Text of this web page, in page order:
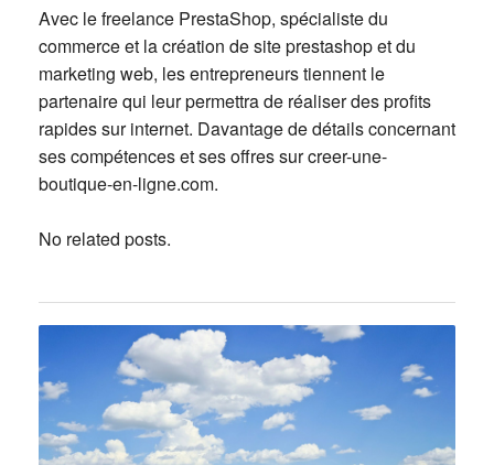
Avec le freelance PrestaShop, spécialiste du
commerce et la création de site prestashop et du
marketing web, les entrepreneurs tiennent le
partenaire qui leur permettra de réaliser des profits
rapides sur internet. Davantage de détails concernant
ses compétences et ses offres sur creer-une-
boutique-en-ligne.com.
No related posts.